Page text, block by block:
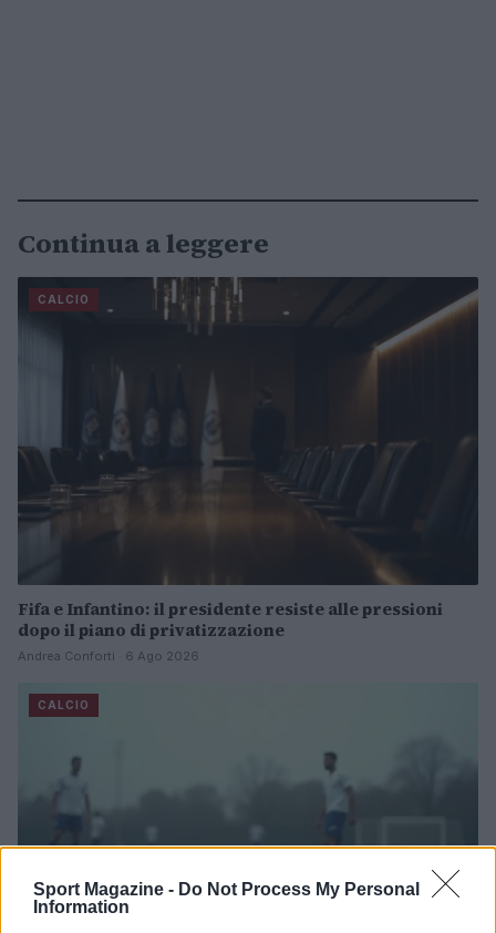
Sport Magazine - Do Not Process My Personal
Information
Continua a leggere
CALCIO
Fifa e Infantino: il presidente resiste alle pressioni
dopo il piano di privatizzazione
Andrea Conforti · 6 Ago 2026
CALCIO